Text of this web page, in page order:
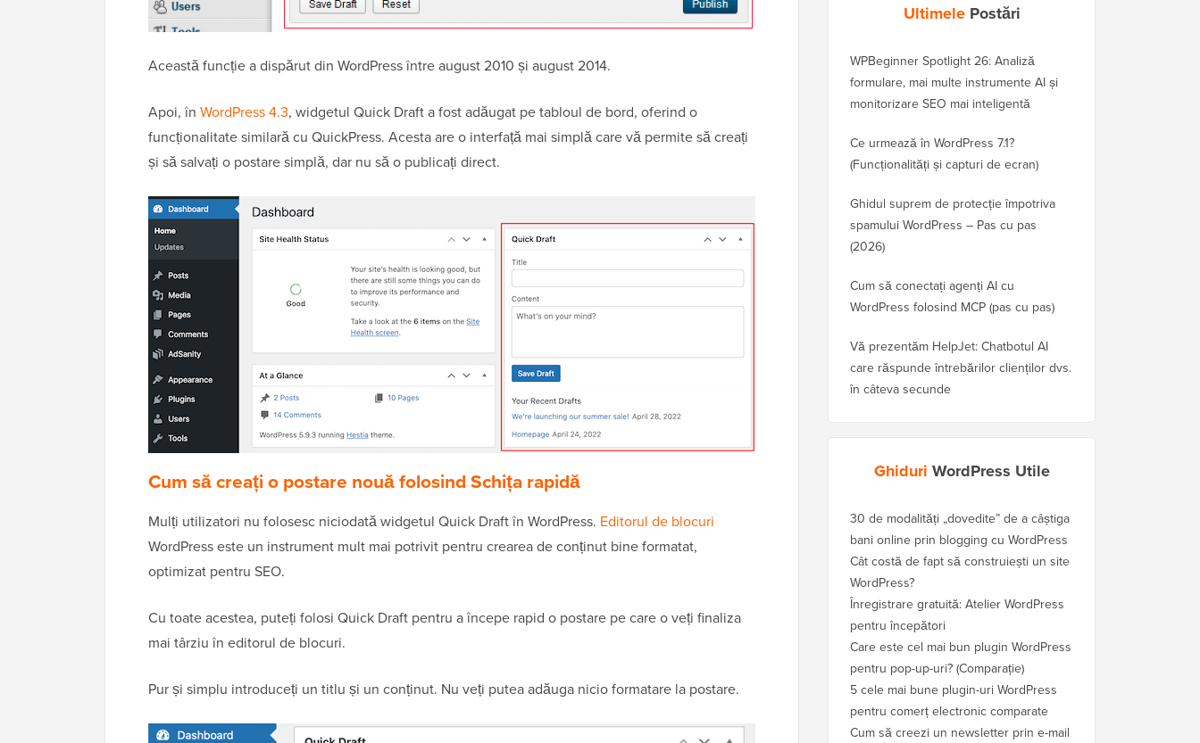
Această funcție a dispărut din WordPress între august 2010 și august 2014.
Apoi, în WordPress 4.3, widgetul Quick Draft a fost adăugat pe tabloul de bord, oferind o
funcționalitate similară cu QuickPress. Acesta are o interfață mai simplă care vă permite să creați
și să salvați o postare simplă, dar nu să o publicați direct.
Cum să creați o postare nouă folosind Schița rapidă
Mulți utilizatori nu folosesc niciodată widgetul Quick Draft în WordPress. Editorul de blocuri
WordPress este un instrument mult mai potrivit pentru crearea de conținut bine formatat,
optimizat pentru SEO.
Cu toate acestea, puteți folosi Quick Draft pentru a începe rapid o postare pe care o veți finaliza
mai târziu în editorul de blocuri.
Pur și simplu introduceți un titlu și un conținut. Nu veți putea adăuga nicio formatare la postare.
UltimelePostări
WPBeginner Spotlight 26: Analiză
formulare, mai multe instrumente AI și
monitorizare SEO mai inteligentă
Ce urmează în WordPress 7.1?
(Funcționalități și capturi de ecran)
Ghidul suprem de protecție împotriva
spamului WordPress – Pas cu pas
(2026)
Cum să conectați agenți AI cu
WordPress folosind MCP (pas cu pas)
Vă prezentăm HelpJet: Chatbotul AI
care răspunde întrebărilor clienților dvs.
în câteva secunde
Ghiduri WordPress Utile
30 de modalități „dovedite” de a câștiga
bani online prin blogging cu WordPress
Cât costă de fapt să construiești un site
WordPress?
Înregistrare gratuită: Atelier WordPress
pentru începători
Care este cel mai bun plugin WordPress
pentru pop-up-uri? (Comparație)
5 cele mai bune plugin-uri WordPress
pentru comerț electronic comparate
Cum să creezi un newsletter prin e-mail